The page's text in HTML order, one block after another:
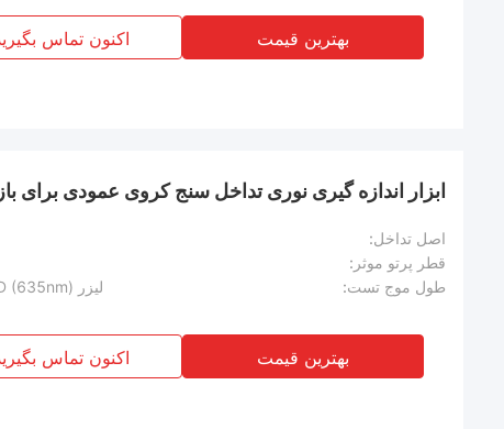
بهترین قیمت اکنون تماس
ابزار اندازه گیری نوری تداخل سنج کروی عمودی برای
اصل تداخل:
قطر پرتو موثر:
طول موج تست:
لیزر LD (635nm)/لیزر HeNe وارداتی (632.8nm)
بهترین قیمت اکنون تماس